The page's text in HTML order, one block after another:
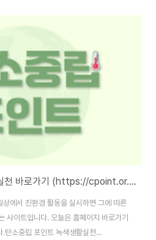
탈 홈페이지 주소는
를 활용하여 본인의 라이프스타일과 필요
탄소중립 포인트 녹색생활실천 바로가기 (https://cpoint.or.kr)
에서 친환경 활동을 실시하면 그에 따른
사이트입니다. 오늘은 홈페이지 바로가기
탄소중립 포인트 녹색생활실천